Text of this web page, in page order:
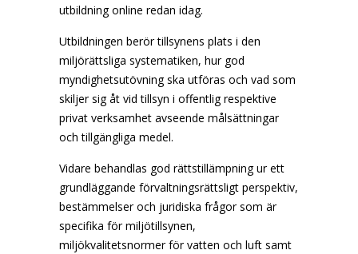
utbildning online redan idag.
Utbildningen berör tillsynens plats i den
miljörättsliga systematiken, hur god
myndighetsutövning ska utföras och vad som
skiljer sig åt vid tillsyn i offentlig respektive
privat verksamhet avseende målsättningar
och tillgängliga medel.
Vidare behandlas god rättstillämpning ur ett
grundläggande förvaltningsrättsligt perspektiv,
bestämmelser och juridiska frågor som är
specifika för miljötillsynen,
miljökvalitetsnormer för vatten och luft samt